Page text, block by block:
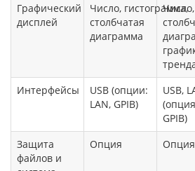
Графический
дисплей
Число, гистограмма,
столбчатая
диаграмма
Интерфейсы
USB (опции:
LAN, GPIB)
USB,
GPIB)
Защита
файлов и
Опция Опция